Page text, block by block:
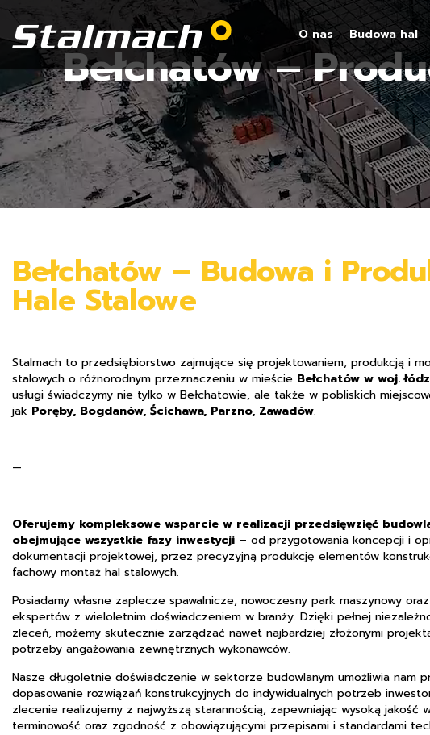
O nas Budowa hal
Bełchatów –
Bełchatów – Budowa i
Hale Stalowe
Stalmach to przedsiębiorstwo zajmujące się projektowaniem, produkcją i
stalowych o różnorodnym przeznaczeniu w mieście Bełchatów w woj.
usługi świadczymy nie tylko w Bełchatowie, ale także w pobliskich
jak Poręby, Bogdanów, Ścichawa, Parzno, Zawadów.
—
Oferujemy kompleksowe wsparcie w realizacji przedsięwzięć
obejmujące wszystkie fazy inwestycji – od przygotowania koncepcji i
dokumentacji projektowej, przez precyzyjną produkcję elementów
fachowy montaż hal stalowych.
Posiadamy własne zaplecze spawalnicze, nowoczesny park maszynowy
ekspertów z wieloletnim doświadczeniem w branży. Dzięki pełnej
zleceń, możemy skutecznie zarządzać nawet najbardziej złożonymi
potrzeby angażowania zewnętrznych wykonawców.
Nasze długoletnie doświadczenie w sektorze budowlanym umożliwia nam
dopasowanie rozwiązań konstrukcyjnych do indywidualnych potrzeb
zlecenie realizujemy z najwyższą starannością, zapewniając wysoką jakość
terminowość oraz zgodność z obowiązującymi przepisami i standardami